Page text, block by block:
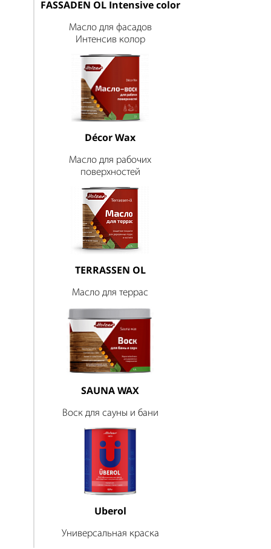
FASSADEN OL Intensive color
Масло для фасадов
Интенсив колор
Décor Wax
Масло для рабочих
поверхностей
TERRASSEN OL
Масло для террас
SAUNA WAX
Воск для сауны и бани
Uberol
Универсальная краска